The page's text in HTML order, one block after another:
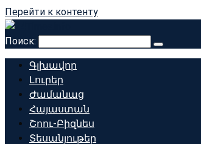
Перейти к контенту
Поиск:
Գլխավոր
Լուրեր
Ժամանաց
Հայաստան
Շոու-Բիզնես
Տեսանյութեր